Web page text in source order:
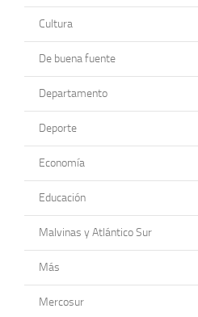
Cultura
De buena fuente
Departamento
Deporte
Economía
Educación
Malvinas y Atlántico Sur
Más
Mercosur